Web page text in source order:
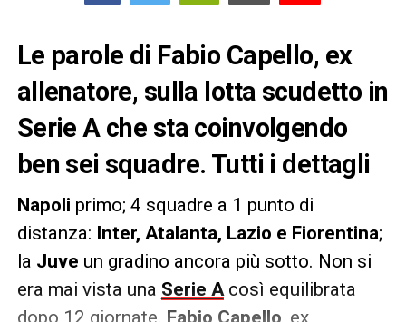
Le parole di Fabio Capello, ex
allenatore, sulla lotta scudetto in
Serie A che sta coinvolgendo
ben sei squadre. Tutti i dettagli
Napoli primo; 4 squadre a 1 punto di
distanza: Inter, Atalanta, Lazio e Fiorentina;
la Juve un gradino ancora più sotto. Non si
era mai vista una Serie Acosì equilibrata
dopo 12 giornate. Fabio Capello, ex